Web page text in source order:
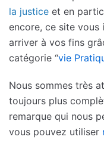
la justice et en
encore, ce site vous
arriver à vos fins
catégorie “vie
Nous sommes très
toujours plus
remarque qui nous
vous pouvez utiliser